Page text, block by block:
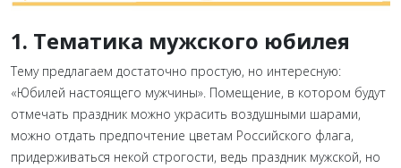
1. Тематика мужского юбилея
Тему предлагаем достаточно простую, но интересную:
«Юбилей настоящего мужчины». Помещение, в котором будут
отмечать праздник можно украсить воздушными шарами,
можно отдать предпочтение цветам Российского флага,
придерживаться некой строгости, ведь праздник мужской, но